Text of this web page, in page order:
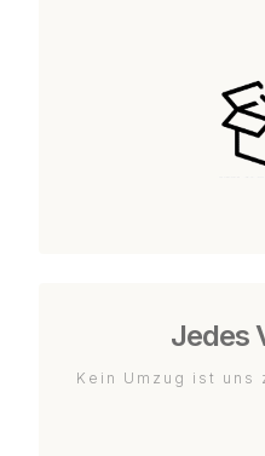
Jedes
Kein Umzug ist uns